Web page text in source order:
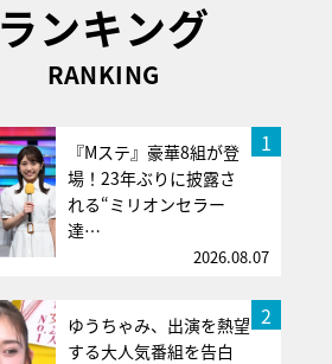
ランキング
RANKING
1
『Mステ』豪華8組が登
場！23年ぶりに披露さ
れる“ミリオンセラー
達…
2026.08.07
2
ゆうちゃみ、出演を熱望
する大人気番組を告白